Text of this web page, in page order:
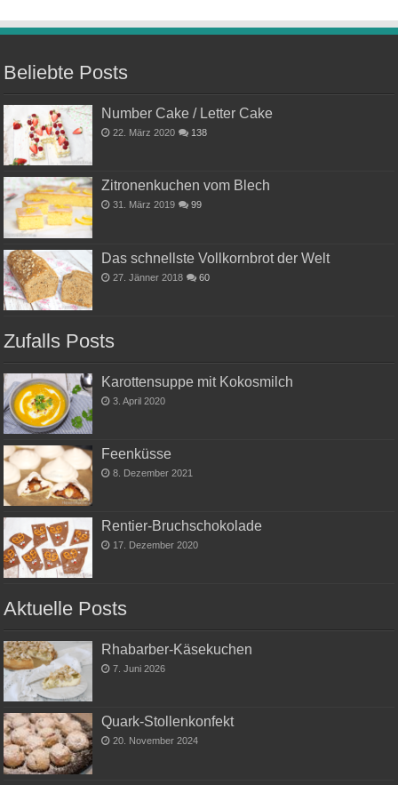
Beliebte Posts
Number Cake / Letter Cake
22. März 2020 138
Zitronenkuchen vom Blech
31. März 2019 99
Das schnellste Vollkornbrot der Welt
27. Jänner 2018 60
Zufalls Posts
Karottensuppe mit Kokosmilch
3. April 2020
Feenküsse
8. Dezember 2021
Rentier-Bruchschokolade
17. Dezember 2020
Aktuelle Posts
Rhabarber-Käsekuchen
7. Juni 2026
Quark-Stollenkonfekt
20. November 2024